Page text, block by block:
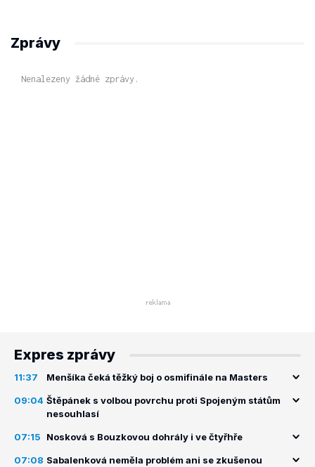
Zprávy
Nenalezeny žádné zprávy.
Expres zprávy
11:37 Menšíka čeká těžký boj o osmifinále na Masters
09:04 Štěpánek s volbou povrchu proti Spojeným státům
nesouhlasí
07:15 Nosková s Bouzkovou dohrály i ve čtyřhře
07:08 Sabalenková neměla problém ani se zkušenou